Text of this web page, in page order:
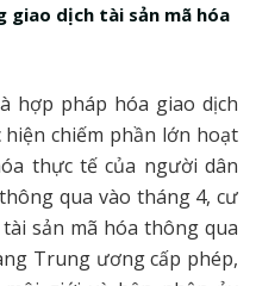
giao dịch tài sản mã hóa
hợp pháp hóa giao dịch
chiếm phần lớn hoạt
thực tế của người dân
qua vào tháng 4, cư
sản mã hóa thông qua
Trung ương cấp phép,